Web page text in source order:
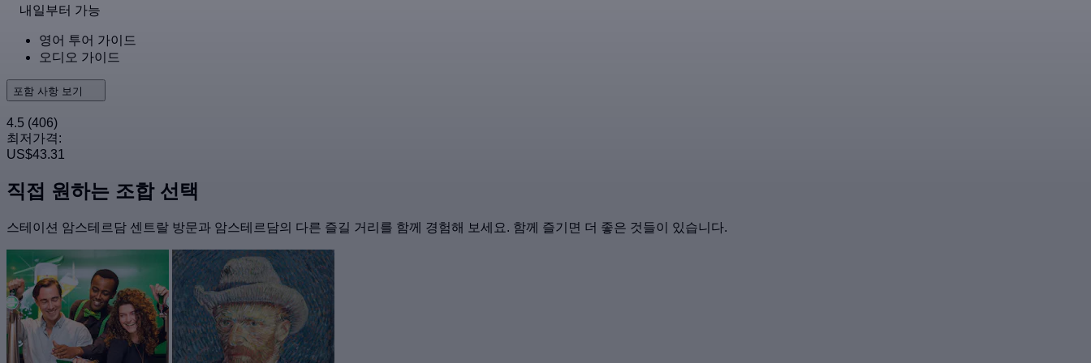
내일부터 가능
영어 투어 가이드
오디오 가이드
포함 사항 보기
4.5 (406)
최저가격:
US$43.31
직접 원하는 조합 선택
스테이션 암스테르담 센트랄 방문과 암스테르담의 다른 즐길 거리를 함께 경험해 보세요. 함께 즐기면 더 좋은 것들이 있습니다.